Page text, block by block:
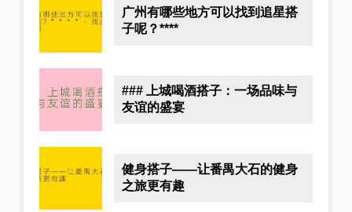
广州有哪些地方可以找到追星搭
子呢？****
### 上城喝酒搭子：一场品味与
友谊的盛宴
健身搭子——让番禺大石的健身
之旅更有趣